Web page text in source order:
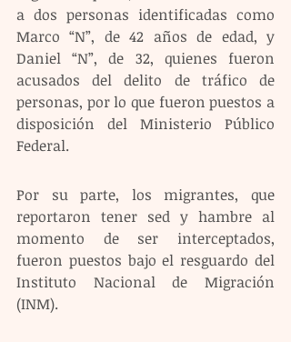
a dos personas identificadas como
Marco “N”, de 42 años de edad, y
Daniel “N”, de 32, quienes fueron
acusados del delito de tráfico de
personas, por lo que fueron puestos a
disposición del Ministerio Público
Federal.
Por su parte, los migrantes, que
reportaron tener sed y hambre al
momento de ser interceptados,
fueron puestos bajo el resguardo del
Instituto Nacional de Migración
(INM).